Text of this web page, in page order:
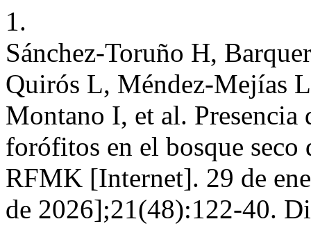
1.
Sánchez-Toruño H,
Quirós L, Méndez-Mejías
Montano I, et al. Presencia
forófitos en el bosque seco
RFMK [Internet]. 29 de
de 2026];21(48):122-40.